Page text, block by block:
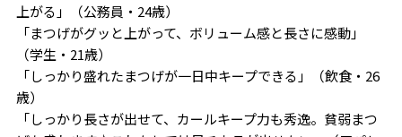
上がる」（公務員・24歳）
「まつげがグッと上がって、ボリューム感と長さに感動」
（学生・21歳）
「しっかり盛れたまつげが一日中キープできる」（飲食・26
歳）
「しっかり長さが出せて、カールキープ力も秀逸。貧弱まつ